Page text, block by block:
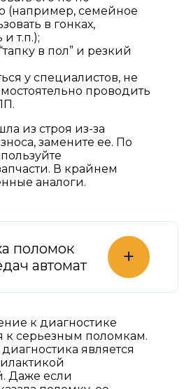
(например, семейное
в гонках,
т.п.);
в пол” и резкий
у специалистов, не
проводить
из строя из-за
замените ее. По
В крайнем
аналоги.
поломок
автомат
+
к диагностике
к серьезным поломкам.
является
Даже если